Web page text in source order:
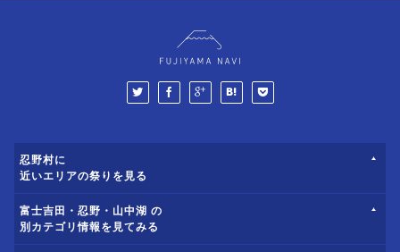
忍野村に
近いエリアの祭りを見る
富士吉田・忍野・山中湖 の
別カテゴリ情報を見てみる